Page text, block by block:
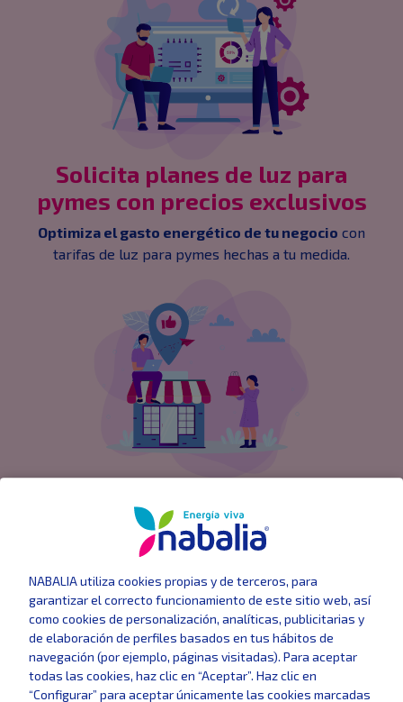
Solicita planes de luz para
pymes con precios exclusivos
Optimiza el gasto energético de tu negocio con
tarifas de luz para pymes hechas a tu medida.
negocio con una tarifa eléctrica
personalizada
Ahorra cada mes con nuestrastarifas de luz para
negociosy maximiza la eficiencia de tu local
comercial.
NABALIA utiliza cookies propias y de terceros, para
garantizar el correcto funcionamiento de este sitio web, así
como cookies de personalización, analíticas, publicitarias y
de elaboración de perfiles basados en tus hábitos de
navegación (por ejemplo, páginas visitadas). Para aceptar
todas las cookies, haz clic en “Aceptar”. Haz clic en
“Configurar” para aceptar únicamente las cookies marcadas